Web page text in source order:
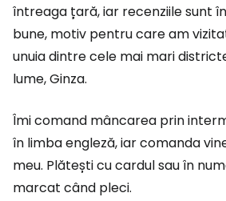
întreaga țară, iar recenziile sunt
bune, motiv pentru care am
unuia dintre cele mai mari
lume, Ginza.
Îmi comand mâncarea prin
în limba engleză, iar comanda
meu. Plătești cu cardul sau în
marcat când pleci.